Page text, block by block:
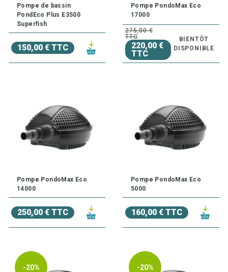
Pompe de bassin
PondEco Plus E3500
Superfish
150,00 € TTC
Pompe PondoMax Eco
17000
275,00 €
TTC
220,00 €
TTC
BIENTÔT
DISPONIBLE
Pompe PondoMax Eco
14000
250,00 € TTC
Pompe PondoMax Eco
5000
160,00 € TTC
-20% -20%